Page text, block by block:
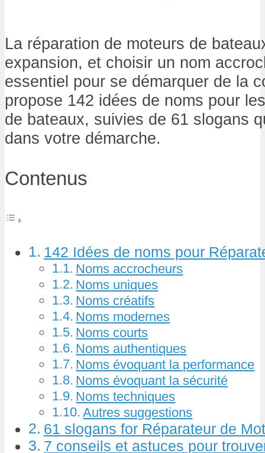
La réparation de moteurs de
expansion, et choisir un nom
essentiel pour se démarquer de la
propose 142 idées de noms pour
de bateaux, suivies de 61 slogans
dans votre démarche.
Contenus
142 Idées de noms pour
Noms accrocheurs
Noms uniques
Noms créatifs
Noms modernes
Noms courts
Noms authentiques
Noms évoquant la performance
Noms évoquant la sécurité
Noms techniques
Autres suggestions
61 slogans for Réparateur de
7 conseils et astuces pour